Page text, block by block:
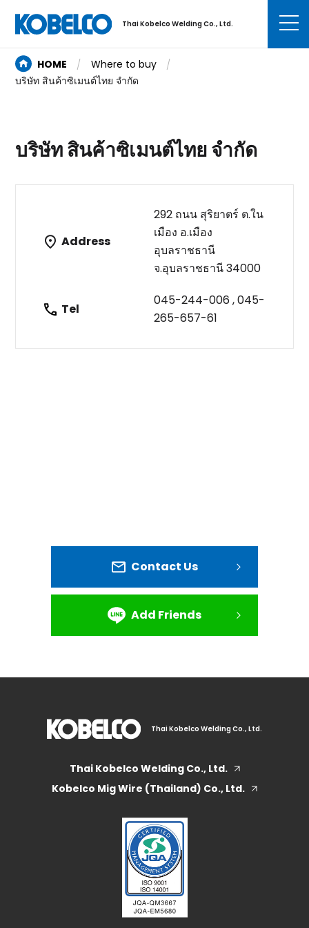
Thai Kobelco Welding Co., Ltd.
HOME
Where to buy
บริษัท สินค้าซิเมนต์ไทย จำกัด
บริษัท สินค้าซิเมนต์ไทย จำกัด
Address
292 ถนน สุริยาตร์ ต.ใน
เมือง อ.เมือง
อุบลราชธานี
จ.อุบลราชธานี 34000
Tel
045-244-006 , 045-
265-657-61
Contact Us
Add Friends
Thai Kobelco Welding Co., Ltd.
Thai Kobelco Welding Co., Ltd.
Kobelco Mig Wire (Thailand) Co., Ltd.